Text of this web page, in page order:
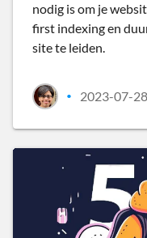
nodig is om je
first indexing en
site te leiden.
• 2023-07-28